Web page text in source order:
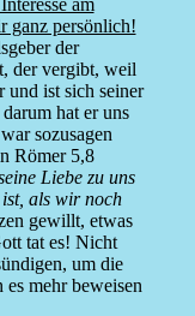
am
ganz persönlich!
der
der vergibt, weil
ist sich seiner
hat er uns
sozusagen
Römer 5,8
Liebe zu uns
als wir noch
gewillt, etwas
tat es! Nicht
um die
mehr beweisen